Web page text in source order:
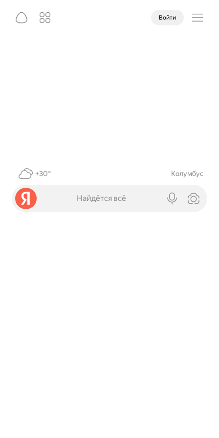
Войти
+30° Колумбус
Найдётся всё